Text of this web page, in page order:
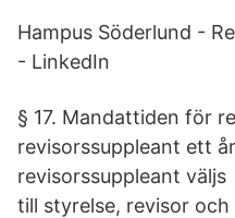
Hampus Söderlund -
- LinkedIn
§ 17. Mandattiden för
revisorssuppleant ett
revisorssuppleant
till styrelse, revisor